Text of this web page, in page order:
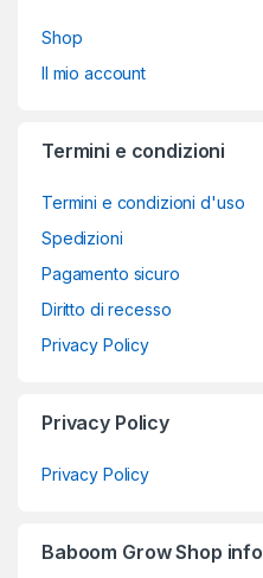
Shop
Il mio account
Termini e condizioni
Termini e condizioni d'uso
Spedizioni
Pagamento sicuro
Diritto di recesso
Privacy Policy
Privacy Policy
Privacy Policy
Baboom Grow Shop info